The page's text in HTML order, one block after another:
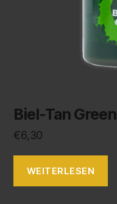
Biel-Tan Green
€6,30
WEITERLESEN